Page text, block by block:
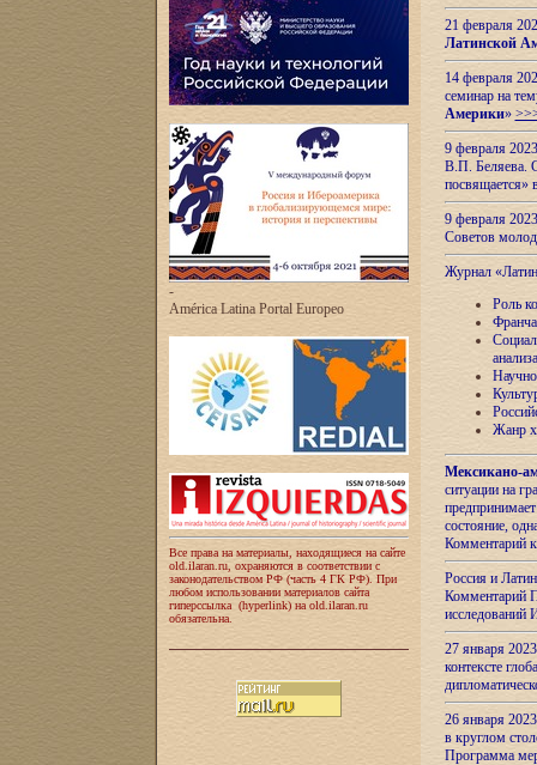
-
América Latina Portal Europeo
Все права на материалы, находящиеся на сайте
old.ilaran.ru, охраняются в соответствии с
законодательством РФ (часть 4 ГК РФ). При
любом использовании материалов сайта
гиперссылка (hyperlink) на old.ilaran.ru
обязательна.
21 февраля
Латинской
14 февраля
семинар на
Америки»
9 февраля
В.П. Беляева.
посвящается»
9 февраля
Советов
Журнал
Роль
анализа
Жанр
Мексикано-
ситуации на
состояние,
Комментарий
Россия и
Комментарий
27 января
контексте
26 января
в круглом
Программа